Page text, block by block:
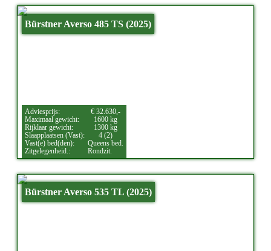
Bürstner Averso 485 TS (2025)
Adviesprijs:
€ 32.630,-
Maximaal gewicht:
1600 kg
Rijklaar gewicht:
1300 kg
Slaapplaatsen (Vast):
4 (2)
Vast(e) bed(den):
Queens bed.
Zitgelegenheid.:
Rondzit.
Bürstner Averso 535 TL (2025)